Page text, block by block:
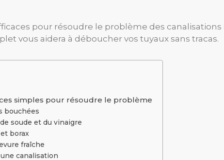
pour résoudre le problème des
vous aidera à déboucher vos tuyaux sans tracas.
simples pour résoudre le problème
bouchées
soude et du vinaigre
borax
fraîche
canalisation